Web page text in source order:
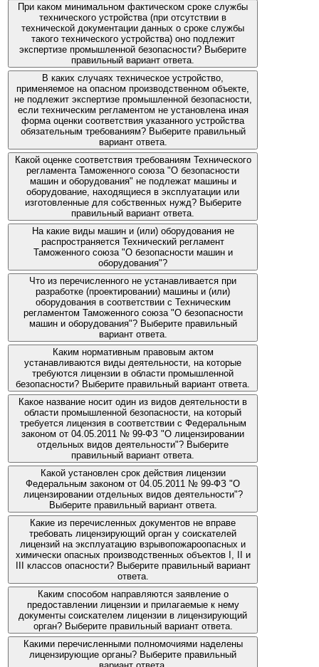
При каком минимальном фактическом сроке службы
технического устройства (при отсутствии в
технической документации данных о сроке службы
такого технического устройства) оно подлежит
экспертизе промышленной безопасности? Выберите
правильный вариант ответа.
В каких случаях техническое устройство,
применяемое на опасном производственном объекте,
не подлежит экспертизе промышленной безопасности,
если техническим регламентом не установлена иная
форма оценки соответствия указанного устройства
обязательным требованиям? Выберите правильный
вариант ответа.
Какой оценке соответствия требованиям Технического
регламента Таможенного союза "О безопасности
машин и оборудования" не подлежат машины и
оборудование, находящиеся в эксплуатации или
изготовленные для собственных нужд? Выберите
правильный вариант ответа.
На какие виды машин и (или) оборудования не
распространяется Технический регламент
Таможенного союза "О безопасности машин и
оборудования"?
Что из перечисленного не устанавливается при
разработке (проектировании) машины и (или)
оборудования в соответствии с Техническим
регламентом Таможенного союза "О безопасности
машин и оборудования"? Выберите правильный
вариант ответа.
Каким нормативным правовым актом
устанавливаются виды деятельности, на которые
требуются лицензии в области промышленной
безопасности? Выберите правильный вариант ответа.
Какое название носит один из видов деятельности в
области промышленной безопасности, на который
требуется лицензия в соответствии с Федеральным
законом от 04.05.2011 № 99-ФЗ "О лицензировании
отдельных видов деятельности"? Выберите
правильный вариант ответа.
Какой установлен срок действия лицензии
Федеральным законом от 04.05.2011 № 99-ФЗ "О
лицензировании отдельных видов деятельности"?
Выберите правильный вариант ответа.
Какие из перечисленных документов не вправе
требовать лицензирующий орган у соискателей
лицензий на эксплуатацию взрывопожароопасных и
химически опасных производственных объектов I, II и
III классов опасности? Выберите правильный вариант
ответа.
Каким способом направляются заявление о
предоставлении лицензии и прилагаемые к нему
документы соискателем лицензии в лицензирующий
орган? Выберите правильный вариант ответа.
Какими перечисленными полномочиями наделены
лицензирующие органы? Выберите правильный